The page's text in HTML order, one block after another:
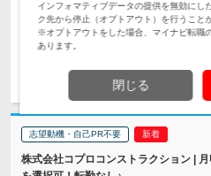
求人詳細を見る
志望動機・自己PR不要
株式会社コプロコンストラクション |
インフォマティブデータの提供を無効にし
ク先から停止（オプトアウト）を行うこと
※オプトアウトをした場合、マイナビ転職
あります。
閉じる